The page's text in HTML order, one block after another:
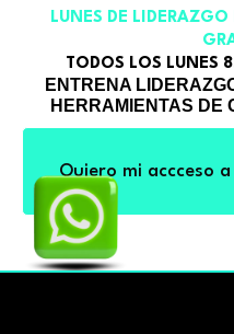
LUNES DE
TODOS LOS LUNES
ENTRENA
HERRAMIENTAS DE
Quiero mi accceso